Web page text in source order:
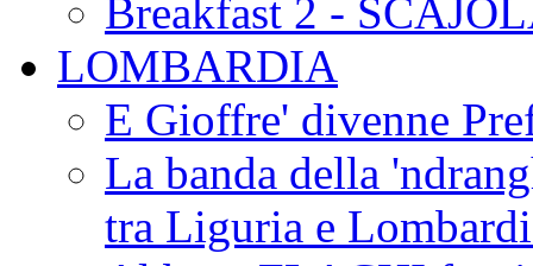
Breakfast 2 -
LOMBARDIA
E Gioffre' divenne
La banda della
tra Liguria e